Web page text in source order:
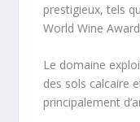
prestigieux, tels
World Wine
Le domaine
des sols calcaire
principalement